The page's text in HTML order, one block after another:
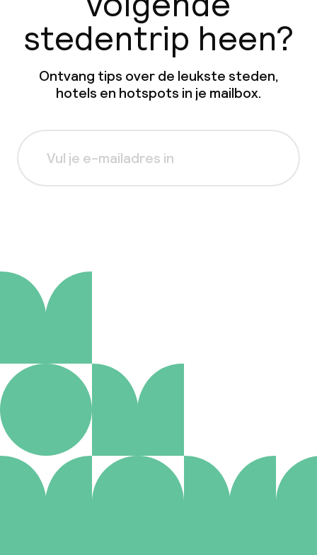
stedentrip heen?
Ontvang tips over de leukste steden,
hotels en hotspots in je mailbox.